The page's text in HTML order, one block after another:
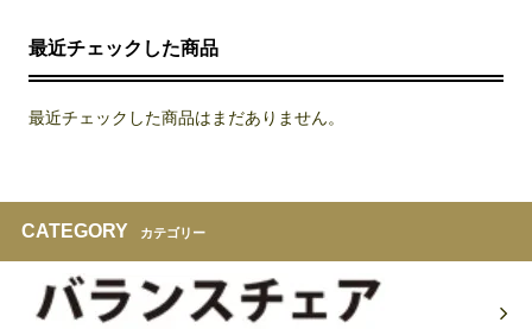
最近チェックした商品
最近チェックした商品はまだありません。
CATEGORY カテゴリー